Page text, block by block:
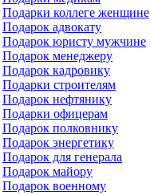
Подарки коллеге женщине
Подарок адвокату
Подарок юристу мужчине
Подарок менеджеру
Подарок кадровику
Подарки строителям
Подарок нефтянику
Подарки офицерам
Подарок полковнику
Подарок энергетику
Подарок для генерала
Подарок майору
Подарок военному